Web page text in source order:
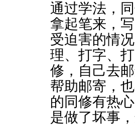
通过学法，
拿起笔来，
受迫害的情
理、打字、
修，自己去
帮助邮寄，
的同修有热
是做了坏事